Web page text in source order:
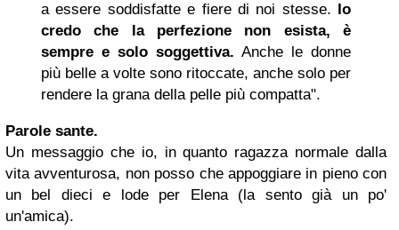
a essere soddisfatte e fiere di noi stesse. Io
credo che la perfezione non esista, è
sempre e solo soggettiva. Anche le donne
più belle a volte sono ritoccate, anche solo per
rendere la grana della pelle più compatta".
Parole sante.
Un messaggio che io, in quanto ragazza normale dalla
vita avventurosa, non posso che appoggiare in pieno con
un bel dieci e lode per Elena (la sento già un po'
un'amica).